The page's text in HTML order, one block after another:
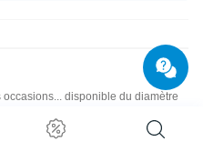
disponible du diamètre
érable, hêtre et acajou. Un
!